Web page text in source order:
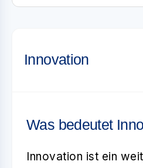
Innovation
Was bedeutet
Innovation ist ein